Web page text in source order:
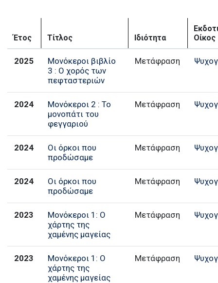
Έτος Τίτλος Ιδιότητα
Οίκος
2025
Μονόκεροι βιβλίο
3 : Ο χορός των
πεφταστεριών
Μετάφραση
2024
Μονόκεροι 2 : Το
μονοπάτι του
φεγγαριού
Μετάφραση
2024
Οι όρκοι που
προδώσαμε
Μετάφραση
2024
Οι όρκοι που
προδώσαμε
Μετάφραση
2023
Μονόκεροι 1: Ο
χάρτης της
χαμένης μαγείας
Μετάφραση
2023
Μονόκεροι 1: Ο
χάρτης της
χαμένης μαγείας
Μετάφραση